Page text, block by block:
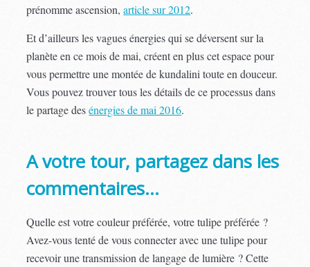
prénomme ascension,article sur 2012.
Et d’ailleurs les vagues énergies qui se déversent sur la
planète en ce mois de mai, créent en plus cet espace pour
vous permettre une montée de kundalini toute en douceur.
Vous pouvez trouver tous les détails de ce processus dans
le partage desénergies de mai 2016.
A votre tour, partagez dans les
commentaires…
Quelle est votre couleur préférée, votre tulipe préférée ?
Avez-vous tenté de vous connecter avec une tulipe pour
recevoir une transmission de langage de lumière ? Cette